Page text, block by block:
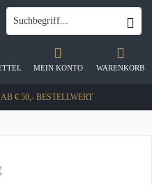
€ 50,- BESTELLWERT
WARENKORB
MEIN KONTO